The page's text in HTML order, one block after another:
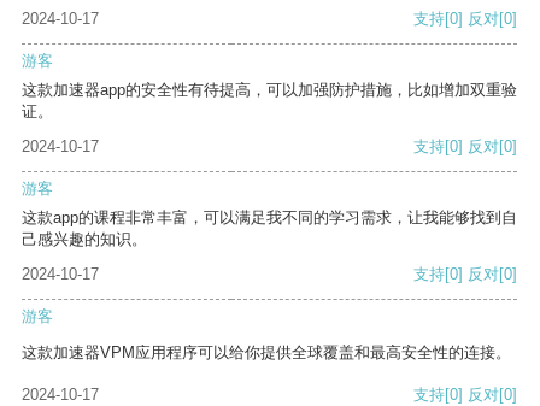
2024-10-17 支持[0] 反对[0]
游客
这款加速器app的安全性有待提高，可以加强防护措施，比如增加双重验
证。
2024-10-17
支持[0] 反对[0]
游客
这款app的课程非常丰富，可以满足我不同的学习需求，让我能够找到自
己感兴趣的知识。
2024-10-17
支持[0] 反对[0]
游客
这款加速器VPM应用程序可以给你提供全球覆盖和最高安全性的连接。
2024-10-17 支持[0] 反对[0]